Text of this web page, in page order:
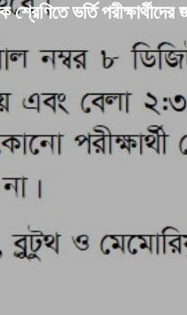
ভর্তি পরীক্ষার্থীদের